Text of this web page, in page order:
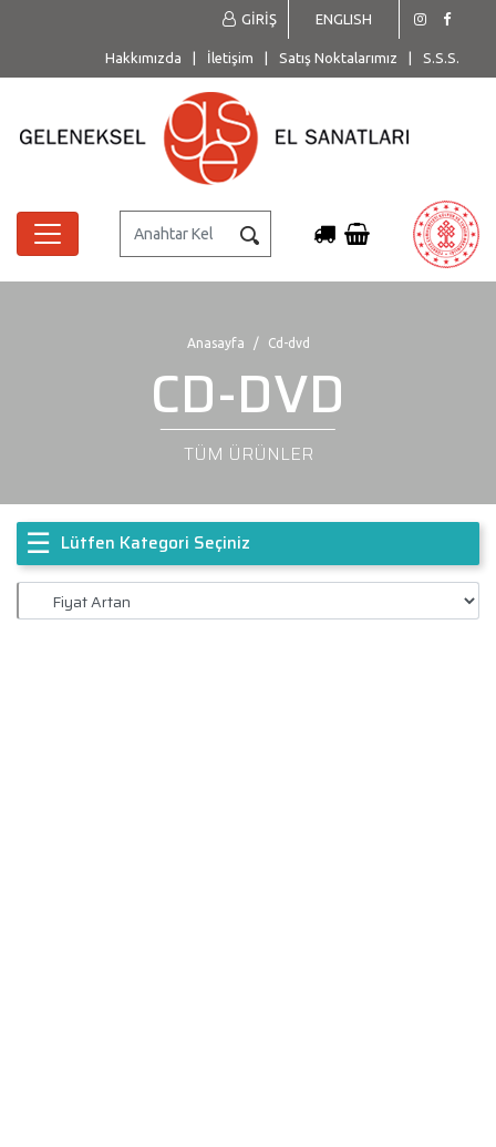
ENGLISH
GİRİŞ
Hakkımızda İletişim Satış Noktalarımız S.S.S.
Anasayfa Cd-dvd
CD-DVD
TÜM ÜRÜNLER
☰ Lütfen Kategori Seçiniz